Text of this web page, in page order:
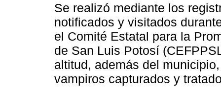
Se realizó mediante los
notificados y visitados
el Comité Estatal para la
de San Luis Potosí
altitud, además del
vampiros capturados y